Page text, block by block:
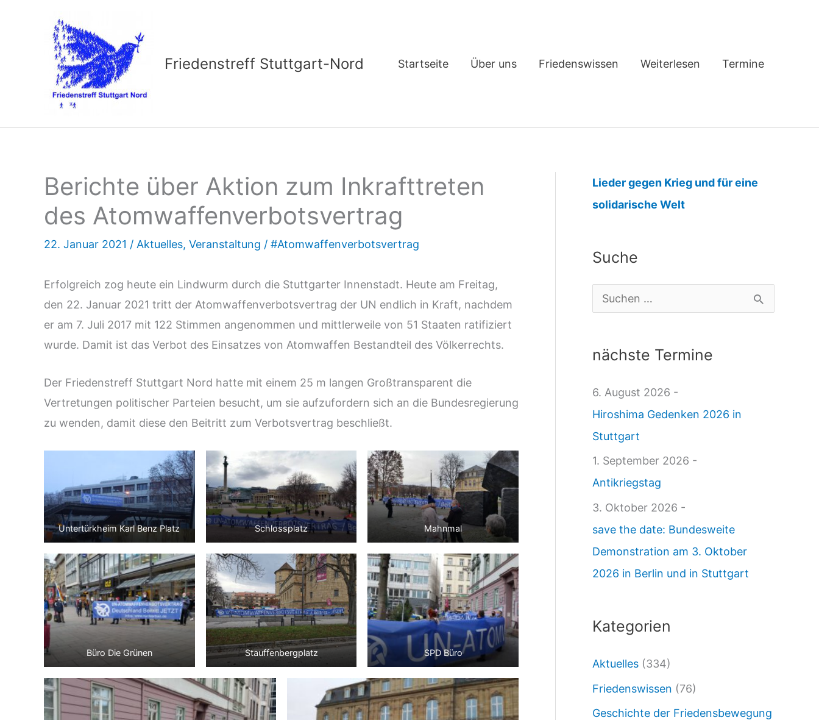
Friedenstreff Stuttgart-Nord Startseite Über uns Friedenswissen Weiterlesen Termine
Berichte über Aktion zum Inkrafttreten
des Atomwaffenverbotsvertrag
22. Januar 2021 / Aktuelles, Veranstaltung / #Atomwaffenverbotsvertrag
Erfolgreich zog heute ein Lindwurm durch die Stuttgarter Innenstadt. Heute am Freitag,
den 22. Januar 2021 tritt der Atomwaffenverbotsvertrag der UN endlich in Kraft, nachdem
er am 7. Juli 2017 mit 122 Stimmen angenommen und mittlerweile von 51 Staaten ratifiziert
wurde. Damit ist das Verbot des Einsatzes von Atomwaffen Bestandteil des Völkerrechts.
Der Friedenstreff Stuttgart Nord hatte mit einem 25 m langen Großtransparent die
Vertretungen politischer Parteien besucht, um sie aufzufordern sich an die Bundesregierung
zu wenden, damit diese den Beitritt zum Verbotsvertrag beschließt.
Untertürkheim Karl Benz Platz Schlossplatz Mahnmal
Büro Die Grünen Stauffenbergplatz SPD Büro
Lieder gegen Krieg und für eine
solidarische Welt:
c
t
r
k
t
i
o
I
n
Suche
u
h
:
nächste Termine
6. August 2026 -
Hiroshima Gedenken 2026 in
Stuttgart
1. September 2026 -
Antikriegstag
3. Oktober 2026 -
save the date: Bundesweite
Demonstration am 3. Oktober
2026 in Berlin und in Stuttgart
Kategorien
Aktuelles (334)
Friedenswissen (76)
Geschichte der Friedensbewegung